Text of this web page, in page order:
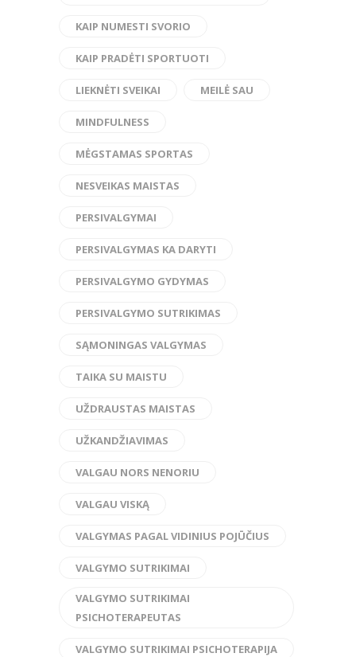
KAIP NUMESTI SVORIO
KAIP PRADĖTI SPORTUOTI
LIEKNĖTI SVEIKAI MEILĖ SAU
MINDFULNESS
MĖGSTAMAS SPORTAS
NESVEIKAS MAISTAS
PERSIVALGYMAI
PERSIVALGYMAS KA DARYTI
PERSIVALGYMO GYDYMAS
PERSIVALGYMO SUTRIKIMAS
SĄMONINGAS VALGYMAS
TAIKA SU MAISTU
UŽDRAUSTAS MAISTAS
UŽKANDŽIAVIMAS
VALGAU NORS NENORIU
VALGAU VISKĄ
VALGYMAS PAGAL VIDINIUS POJŪČIUS
VALGYMO SUTRIKIMAI
VALGYMO SUTRIKIMAI
PSICHOTERAPEUTAS
VALGYMO SUTRIKIMAI PSICHOTERAPIJA